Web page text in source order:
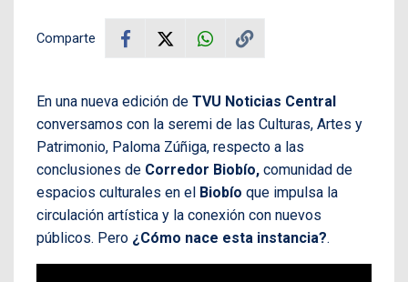
Comparte
En una nueva edición de TVU Noticias Central
conversamos con la seremi de las Culturas, Artes y
Patrimonio, Paloma Zúñiga, respecto a las
conclusiones de Corredor Biobío, comunidad de
espacios culturales en el Biobío que impulsa la
circulación artística y la conexión con nuevos
públicos. Pero ¿Cómo nace esta instancia?.